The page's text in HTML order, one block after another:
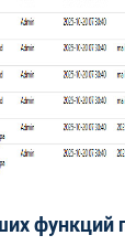
функций